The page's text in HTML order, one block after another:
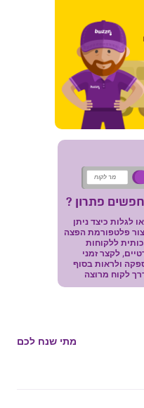
מר לקוח
פתרון ?
לגלות כיצד ניתן
פלטפורמת הפצה
ללקוחות
לקצר זמני
ולראות בסוף
לקוח מרוצה
מתי שנח לכם